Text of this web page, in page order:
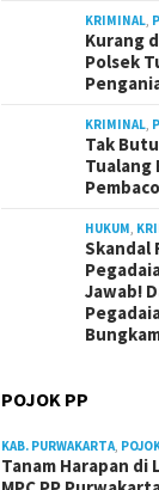
KRIMINAL,
Kurang
Polsek
KRIMINAL,
Tak
Tualang
HUKUM,
Skandal
Jawab!
POJOK PP
KAB. PURWAKARTA,
Tanam Harapan di